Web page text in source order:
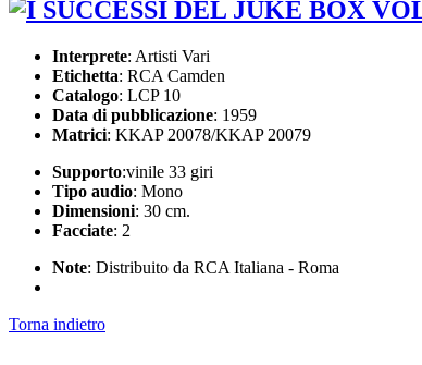
Interprete: Artisti Vari
Etichetta: RCA Camden
Catalogo: LCP 10
Data di pubblicazione: 1959
Matrici: KKAP 20078/KKAP 20079
Supporto:vinile 33 giri
Tipo audio: Mono
Dimensioni: 30 cm.
Facciate: 2
Note: Distribuito da RCA Italiana - Roma
Torna indietro